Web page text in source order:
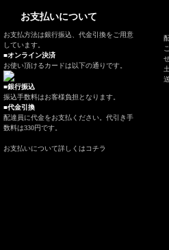
お支払いについて
お支払方法は銀行振込、代金引換をご用意
しています。
■オンライン決済
お使い頂けるカードは以下の通りです。
■銀行振込
振込手数料はお客様負担となります。
■代金引換
配達員に代金をお支払ください。代引き手
数料は330円です。
お支払いについて詳しくはコチラ